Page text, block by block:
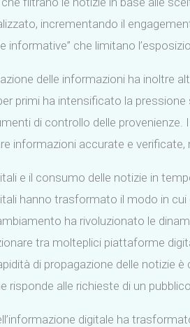
incrementando il
informative” che limitano
delle informazioni ha inoltre
primi ha intensificato la
di controllo delle
informazioni accurate e
e il consumo delle notizie in
hanno trasformato il modo in
ha rivoluzionato le
tra molteplici piattaforme
di propagazione delle
risponde alle richieste di un
digitale ha